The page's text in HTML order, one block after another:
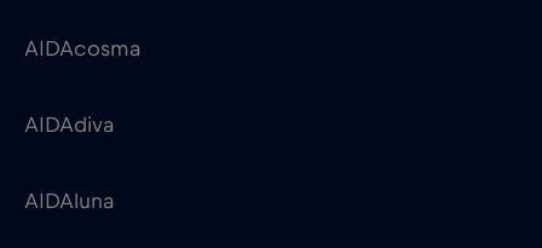
AIDAluna
AIDAmar
AIDAnova